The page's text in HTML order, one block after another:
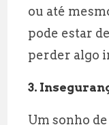
ou até
pode estar
perder algo
3.
Um sonho